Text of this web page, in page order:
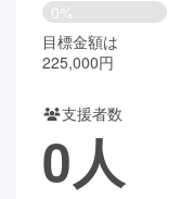
チャレンジ
Creation
コミュニティ
0%
目標金額は
225,000円
支援者数
0人